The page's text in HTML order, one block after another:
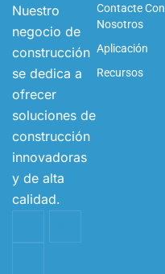
Nuestro
negocio de
construcción
se dedica a
ofrecer
soluciones de
construcción
innovadoras
y de alta
calidad.
Contacte Con
Nosotros
Aplicación
Recursos